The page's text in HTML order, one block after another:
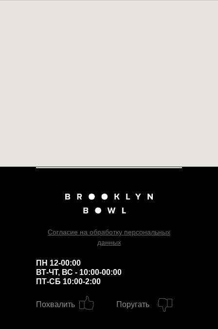
Согласие на обработку персональных
данных
Похвалить Поругать
ПН 12-00:00
ВТ-ЧТ, ВС - 10:00-00:00
ПТ-СБ 10:00-2:00